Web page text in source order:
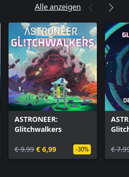
Alle anzeigen
ASTRONEER:
Glitchwalkers
€ 9,99 € 6,99 -30%
€